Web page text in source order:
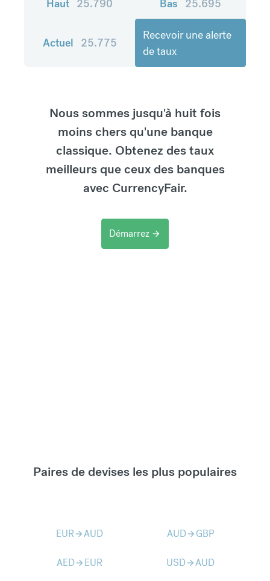
Haut 25.790 Bas 25.695
Actuel 25.775
Recevoir une alerte
de taux
Nous sommes jusqu'à huit fois
moins chers qu'une banque
classique. Obtenez des taux
meilleurs que ceux des banques
avec CurrencyFair.
Démarrez arrow_forward
Paires de devises les plus populaires
EURarrow_forwardAUD AUDarrow_forward GBP
AEDarrow_forward EUR USDarrow_forwardAUD